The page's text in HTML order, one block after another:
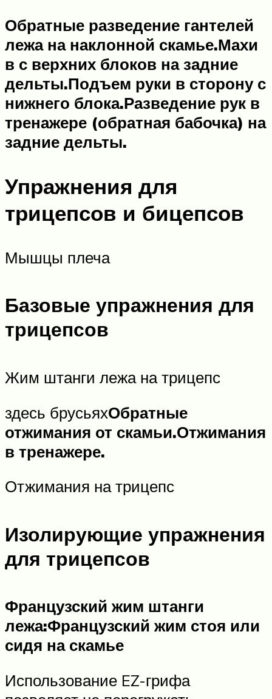
Обратные разведение гантелей
лежа на наклонной скамье.Махи
в с верхних блоков на задние
дельты.Подъем руки в сторону с
нижнего блока.Разведение рук в
тренажере (обратная бабочка) на
задние дельты.
Упражнения для
трицепсов и бицепсов
Мышцы плеча
Базовые упражнения для
трицепсов
Жим штанги лежа на трицепс
здесь брусьяхОбратные
отжимания от скамьи.Отжимания
в тренажере.
Отжимания на трицепс
Изолирующие упражнения
для трицепсов
Французский жим штанги
лежа:Французский жим стоя или
сидя на скамье
Использование EZ-грифа